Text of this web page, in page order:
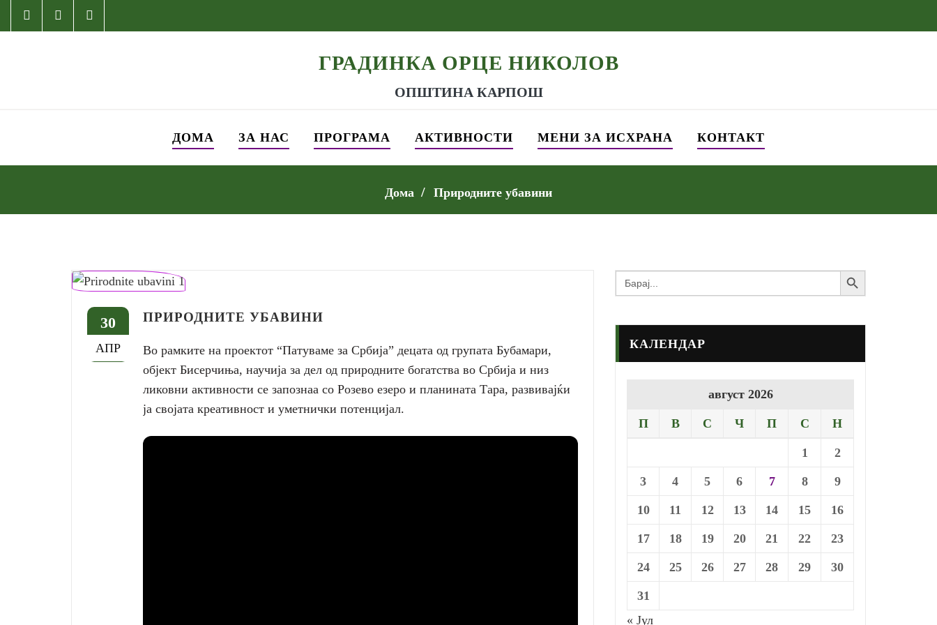
ГРАДИНКА ОРЦЕ НИКОЛОВ
ОПШТИНА КАРПОШ
ДОМА ЗА НАС ПРОГРАМА АКТИВНОСТИ МЕНИ ЗА ИСХРАНА КОНТАКТ
Дома Природните убавини
30
АПР
ПРИРОДНИТЕ УБАВИНИ
Во рамките на проектот “Патуваме за Србија” децата од групата Бубамари,
објект Бисерчиња, научија за дел од природните богатства во Србија и низ
ликовни активности се запознаа со Розево езеро и планината Тара, развивајќи
ја својата креативност и уметнички потенцијал.
Search
for:
Search Button
КАЛЕНДАР
август 2026
П В С Ч П С Н
1 2
3 4 5 6 7 8 9
10 11 12 13 14 15 16
17 18 19 20 21 22 23
24 25 26 27 28 29 30
31
« Јул